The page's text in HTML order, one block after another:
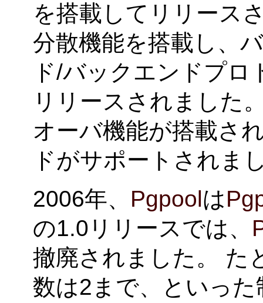
を搭載してリリース
分散機能を搭載し、
ド/バックエンドプ
リリースされました
オーバ機能が搭載さ
ドがサポートされま
2006年、 Pgpoolは
の1.0リリースでは、
撤廃されました。 た
数は2まで、といっ